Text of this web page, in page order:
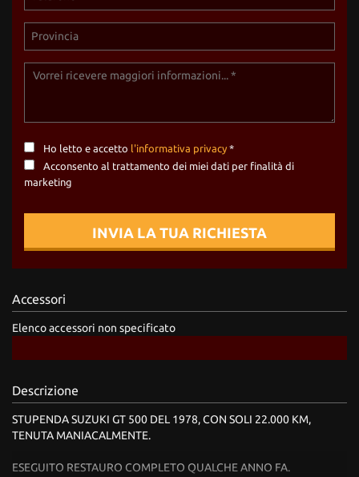
Ho letto e accetto l'informativa privacy *
Acconsento al trattamento dei miei dati per finalità di
marketing
INVIA LA TUA RICHIESTA
Accessori
Elenco accessori non specificato
Descrizione
STUPENDA SUZUKI GT 500 DEL 1978, CON SOLI 22.000 KM,
TENUTA MANIACALMENTE.
ESEGUITO RESTAURO COMPLETO QUALCHE ANNO FA.